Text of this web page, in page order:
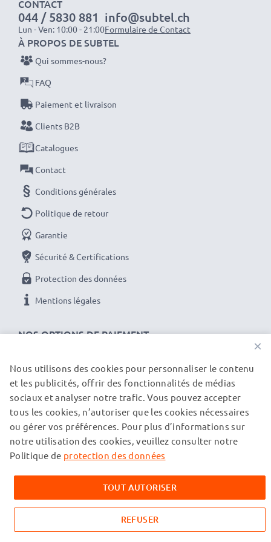
Optez pour CELLONIC et ne faites aucun compromis
sur la qualité. Passez votre commande dès maintenant
CONTACT
044 / 5830 881
Lun - Ven: 10:00 - 21:00
info@subtel.ch
Formulaire de Contact
NOS OPTIONS DE PAIEMENT
À PROPOS DE SUBTEL
Qui sommes-nous?
FAQ
Paiement et livraison
Clients B2B
Catalogues
Contact
Conditions générales
Politique de retour
Garantie
Sécurité & Certifications
Protection des données
Mentions légales
NOS PARTENAIRES DE LIVRAISON
© subtel.ch 2026
Tous les prix incluent la TVA et excluent les frais de port.
Veuillez noter que toutes les marques citées sont des
mentionnées sur nos pages web uniquement pour fournir des
informations sur nos produits.
×
Nous utilisons des cookies pour personnaliser le contenu
et les publicités, offrir des fonctionnalités de médias
sociaux et analyser notre trafic. Vous pouvez accepter
tous les cookies, n’autoriser que les cookies nécessaires
ou gérer vos préférences. Pour plus d’informations sur
notre utilisation des cookies, veuillez consulter notre
Politique de protection des données
TOUT AUTORISER
REFUSER